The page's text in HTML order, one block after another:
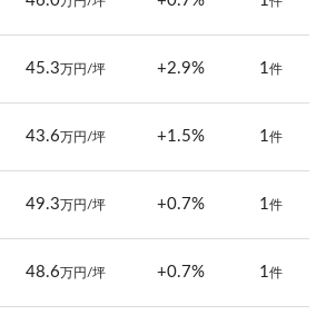
45.3 万円/坪 +2.9% 1件
43.6 万円/坪 +1.5% 1件
49.3 万円/坪 +0.7% 1件
48.6 万円/坪 +0.7% 1件